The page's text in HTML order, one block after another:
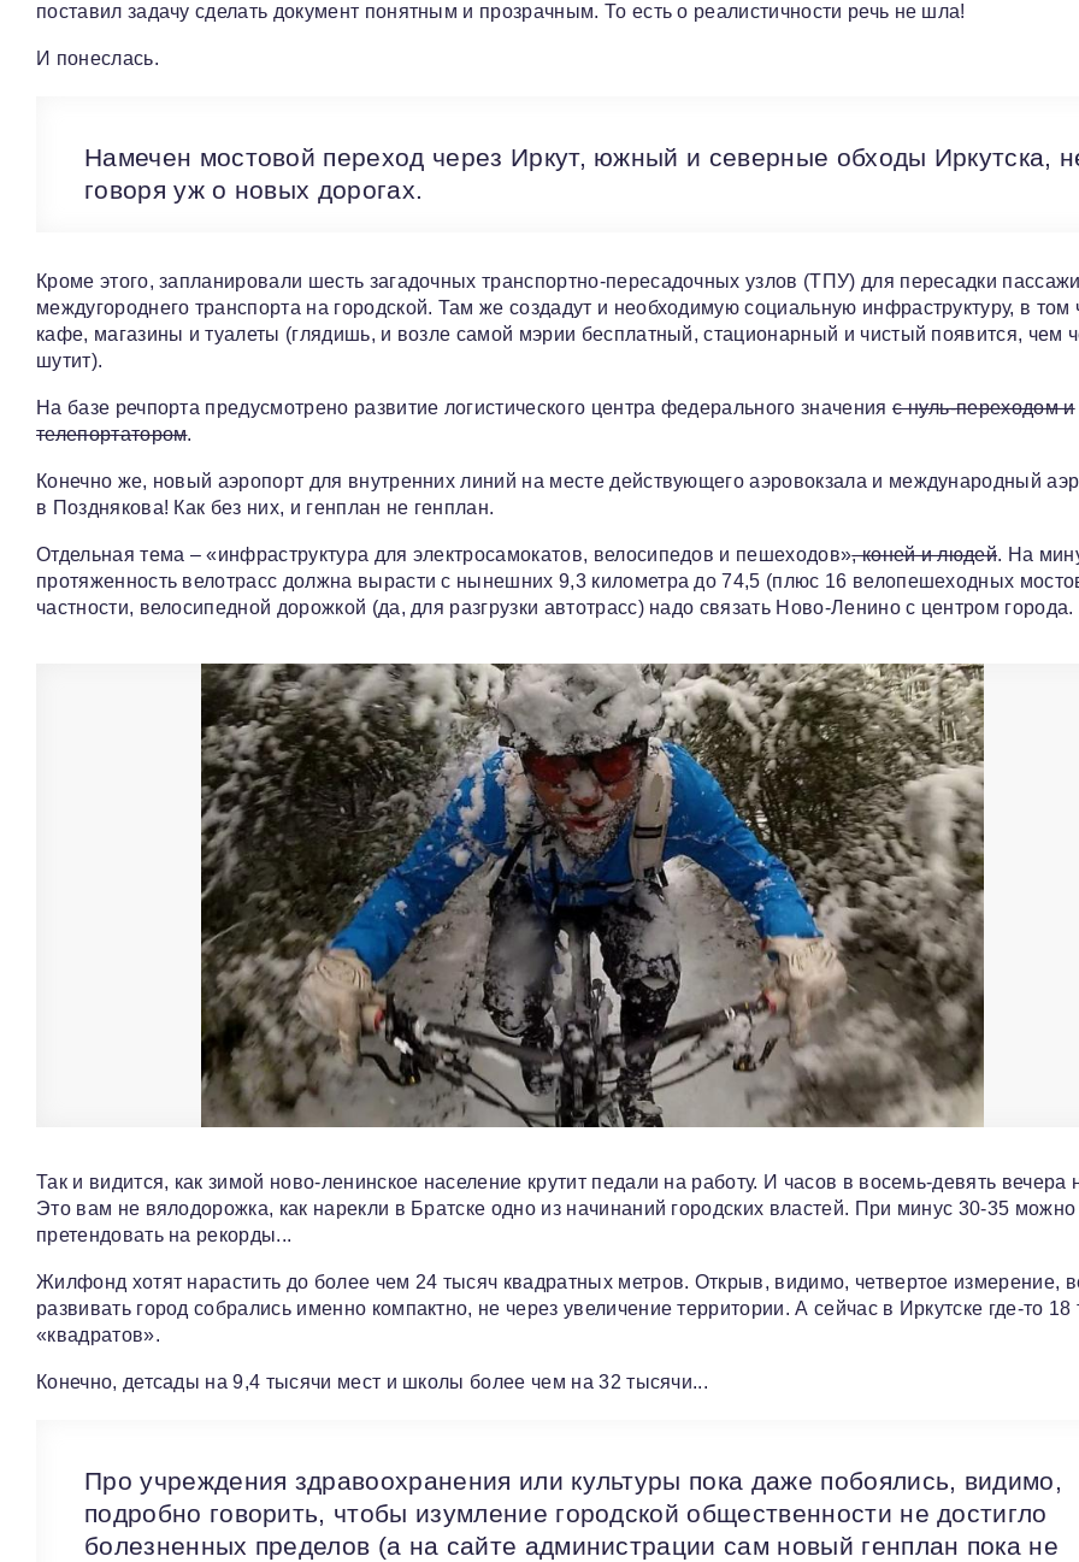
поставил задачу сделать документ понятным и прозрачным. То есть о реалистичности речь не шла!
И понеслась.
Намечен мостовой переход через Иркут, южный и северные обходы Иркутска,
говоря уж о новых дорогах.
Кроме этого, запланировали шесть загадочных транспортно-пересадочных узлов (ТПУ) для пересадки
междугороднего транспорта на городской. Там же создадут и необходимую социальную инфраструктуру, в том
кафе, магазины и туалеты (глядишь, и возле самой мэрии бесплатный, стационарный и чистый появится, чем
шутит).
На базе речпорта предусмотрено развитие логистического центра федерального значенияс нуль-переходом и
телепортатором.
Конечно же, новый аэропорт для внутренних линий на месте действующего аэровокзала и международный
в Позднякова! Как без них, и генплан не генплан.
Отдельная тема – «инфраструктура для электросамокатов, велосипедов и пешеходов», коней и людей. На
протяженность велотрасс должна вырасти с нынешних 9,3 километра до 74,5 (плюс 16 велопешеходных
частности, велосипедной дорожкой (да, для разгрузки автотрасс) надо связать Ново-Ленино с центром города.
Так и видится, как зимой ново-ленинское население крутит педали на работу. И часов в восемь-девять вечера
Это вам не вялодорожка, как нарекли в Братске одно из начинаний городских властей. При минус 30-35 можно
претендовать на рекорды...
Жилфонд хотят нарастить до более чем 24 тысяч квадратных метров. Открыв, видимо, четвертое измерение,
развивать город собрались именно компактно, не через увеличение территории. А сейчас в Иркутске где-то 18
«квадратов».
Конечно, детсады на 9,4 тысячи мест и школы более чем на 32 тысячи...
Про учреждения здравоохранения или культуры пока даже побоялись, видимо,
подробно говорить, чтобы изумление городской общественности не достигло
болезненных пределов (а на сайте администрации сам новый генплан пока не